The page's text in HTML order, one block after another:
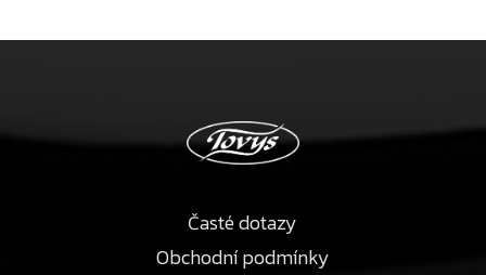
Časté dotazy
Obchodní podmínky